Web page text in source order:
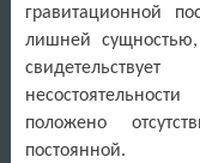
гравитационной
лишней
положено
постоянной.